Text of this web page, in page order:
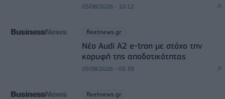
05/08/2026 - 10:12
fleetnews.gr
Νέο Audi A2 e-tron με στόχο την
κορυφή της αποδοτικότητας
05/08/2026 - 05:39
fleetnews.gr